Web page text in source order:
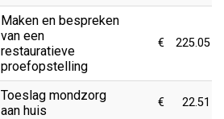
Maken en bespreken
van een
restauratieve
proefopstelling
€ 225.05
Toeslag mondzorg
aan huis
€ 22.51